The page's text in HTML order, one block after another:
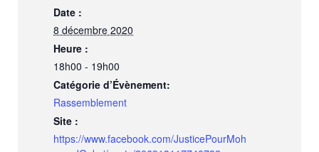
Date :
8 décembre 2020
Heure :
18h00 - 19h00
Catégorie d’Évènement:
Rassemblement
Site :
https://www.facebook.com/JusticePourMoh